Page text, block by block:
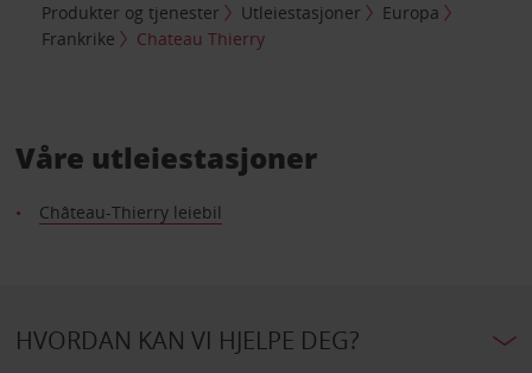
Produkter og tjenester
Utleiestasjoner
Europa
Frankrike
Chateau Thierry
Våre utleiestasjoner
Château-Thierry leiebil
HVORDAN KAN VI HJELPE DEG?